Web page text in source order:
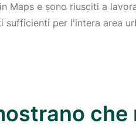
Maps e sono riusciti a
sufficienti per l'intera area